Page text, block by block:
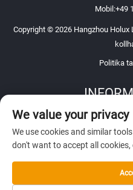
Mobil:+49
Copyright © 2026 Hangzhou Holux
Politika
Iskribbja biex
We value your privacy
We use cookies and similar
don't want to accept all cookies,